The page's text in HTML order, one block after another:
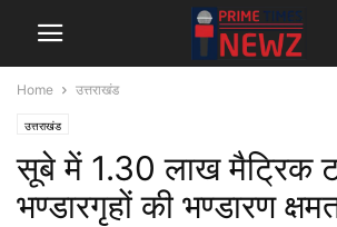
Home उत्तराखंड
उत्तराखंड
सूबे में 1.30 लाख मैट्रिक
भण्डारगृहों की भण्डारण